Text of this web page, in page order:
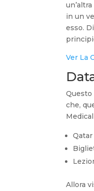
in un
esso.
Ver La
Questo
che,
Allora